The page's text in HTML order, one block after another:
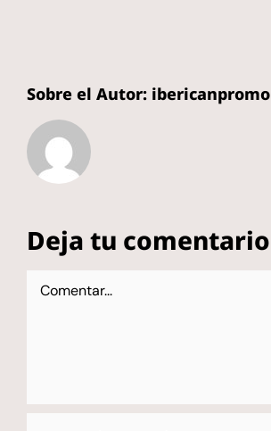
Sobre el Autor: ibericanpromo
Deja tu comentario
Comentar